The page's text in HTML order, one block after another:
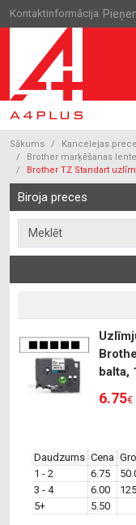
Kontaktinformācija
Sākums Kancelejas
Brother marķēšanas lente
Brother TZ Standart
Biroja preces
balta,
6.75€
Daudzums Cena
1 - 2
6.75
3 - 4
6.00
5+
5.50